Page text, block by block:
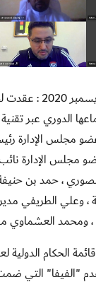
دبي / الخميس
الدوري عبر
مجلس الإدارة
مجلس الإدارة
، حمد بن
، وعلي الطريفي مدير
، ومحمد العشماوي
"الفيفا" التي